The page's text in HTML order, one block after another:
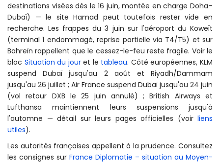
destinations visées dès le 16 juin, montée en charge Doha–
Dubaï) — le site Hamad peut toutefois rester vide en
recherche. Les frappes du 3 juin sur l'aéroport du Koweït
(terminal 1 endommagé, reprise partielle via T4/T5) et sur
Bahreïn rappellent que le cessez-le-feu reste fragile. Voir le
bloc Situation du jouret le tableau. Côté européennes, KLM
suspend Dubaï jusqu'au 2 août et Riyadh/Dammam
jusqu'au 26 juillet ; Air France suspend Dubaï jusqu'au 24 juin
(vol retour DXB le 25 juin annulé) ; British Airways et
Lufthansa maintiennent leurs suspensions jusqu'à
l'automne — détail sur leurs pages officielles (voir liens
utiles).
Les autorités françaises appellent à la prudence. Consultez
les consignes sur France Diplomatie – situation au Moyen-